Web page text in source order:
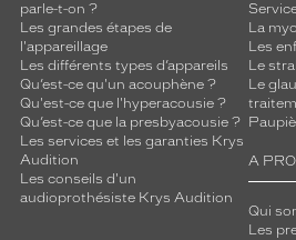
parle-t-on ?
Les grandes étapes de
l'appareillage
Les différents types d’appareils
Qu’est-ce qu'un acouphène ?
Qu'est-ce que l'hyperacousie ?
Qu’est-ce que la presbyacousie ?
Les services et les garanties Krys
Audition
Les conseils d'un
audioprothésiste Krys Audition
La
Les
Le
Le
A
Qui
Les